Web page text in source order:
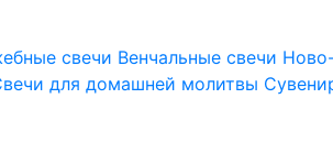
свечи Венчальные свечи
для домашней молитвы